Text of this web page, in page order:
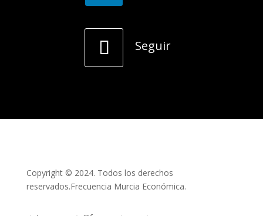
Seguir
Copyright © 2024. Todos los derechos
reservados.Frecuencia Murcia Económica.